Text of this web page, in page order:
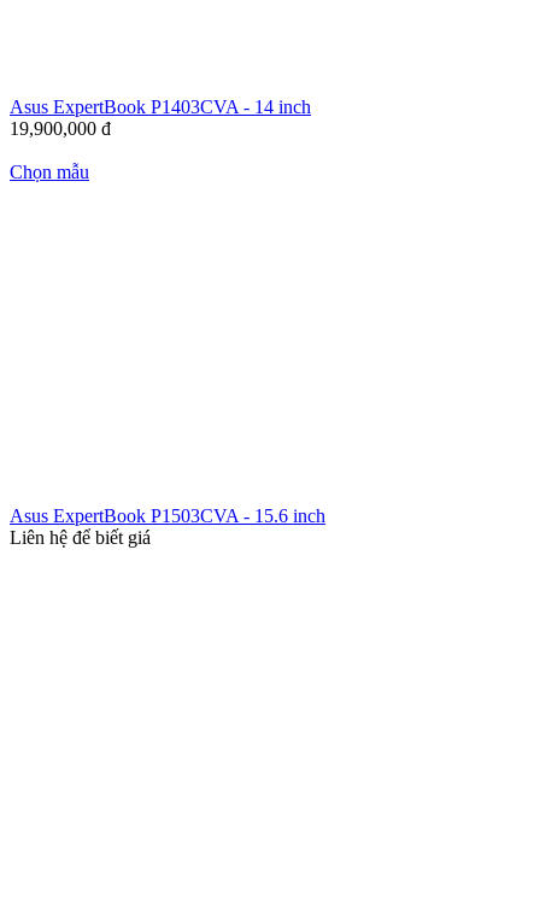
Asus ExpertBook P1403CVA - 14 inch
19,900,000 đ
Chọn mẫu
Asus ExpertBook P1503CVA - 15.6 inch
Liên hệ để biết giá